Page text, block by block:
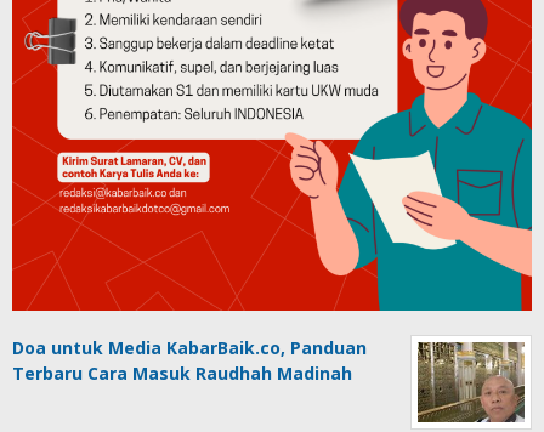
Doa untuk Media KabarBaik.co, Panduan
Terbaru Cara Masuk Raudhah Madinah